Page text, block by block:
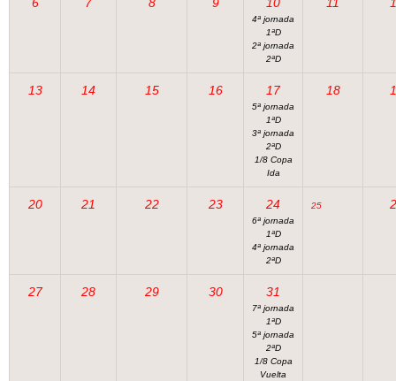
4ª jornada
1ªD
2ª jornada
2ªD
13 14 15 16 17
5ª jornada
1ªD
3ª jornada
2ªD
1/8 Copa
Ida
18
20 21 22 23 24
6ª jornada
1ªD
4ª jornada
2ªD
25
27 28 29 30 31
7ª jornada
1ªD
5ª jornada
2ªD
1/8 Copa
Vuelta